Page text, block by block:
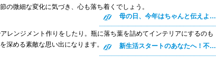
微細な変化に気づき、心も落ち着くでしょう。
レンジメント作りをしたり。瓶に落ち葉を詰めてインテリアにするのも
深める素敵な思い出になります。
母の日、今年はちゃんと伝えよう！
新生活スタートのあなたへ！不安を自信に変える、新しい環境での過ごし方